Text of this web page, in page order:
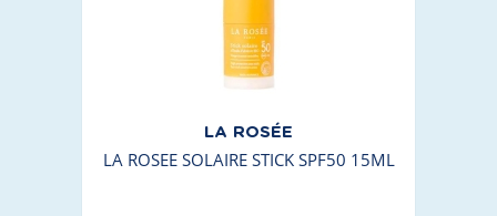
LA ROSÉE
LA ROSEE SOLAIRE STICK SPF50 15ML